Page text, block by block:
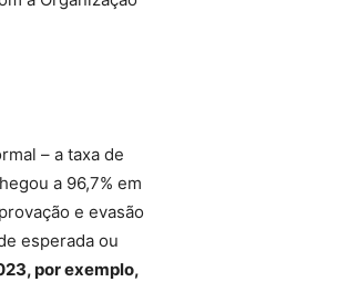
– a taxa de
a 96,7% em
e evasão
esperada ou
por exemplo,